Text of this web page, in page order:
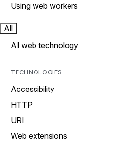
Using web workers
All
All web technology
TECHNOLOGIES
Accessibility
HTTP
URI
Web extensions